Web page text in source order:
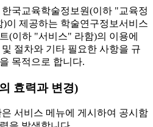
국교육학술정보원(이하 "교육정
)이 제공하는 학술연구정보서비스
(이하 "서비스" 라함)의 이용에
절차와 기타 필요한 사항을 규
목적으로 합니다.
효력과 변경)
서비스 메뉴에 게시하여 공시함